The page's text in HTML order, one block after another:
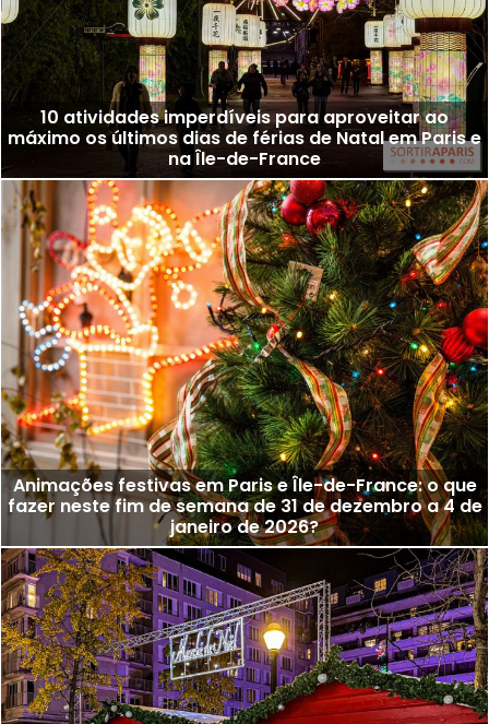
10 atividades imperdíveis para aproveitar ao
máximo os últimos dias de férias de Natal em Paris e
na Île-de-France
Animações festivas em Paris e Île-de-France: o que
fazer neste fim de semana de 31 de dezembro a 4 de
janeiro de 2026?